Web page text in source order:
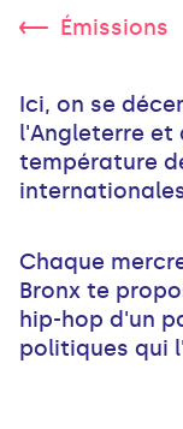
Émissions
Ici, on se
l'Angleterre et
température
Chaque
Bronx te
hip-hop d'un
politiques qui